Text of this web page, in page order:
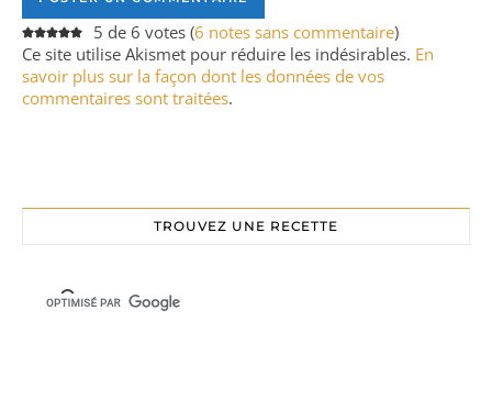
5 de 6 votes (6 notes sans commentaire)
Ce site utilise Akismet pour réduire les indésirables. En
savoir plus sur la façon dont les données de vos
commentaires sont traitées.
TROUVEZ UNE RECETTE